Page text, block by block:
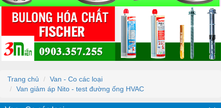
Trang chủ
Van - Co các loại
Van giảm áp Nito - test đường ống HVAC